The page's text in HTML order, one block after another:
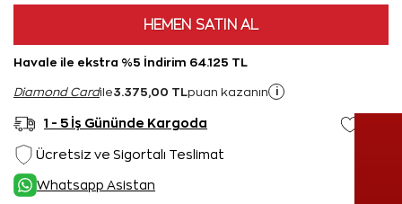
HEMEN SATIN AL
Havale ile ekstra %5 İndirim 64.125 TL
Diamond Cardile3.375,00 TL puan kazanın i
1 - 5 İş Gününde Kargoda
Ücretsiz ve Sigortalı Teslimat
Whatsapp Asistan